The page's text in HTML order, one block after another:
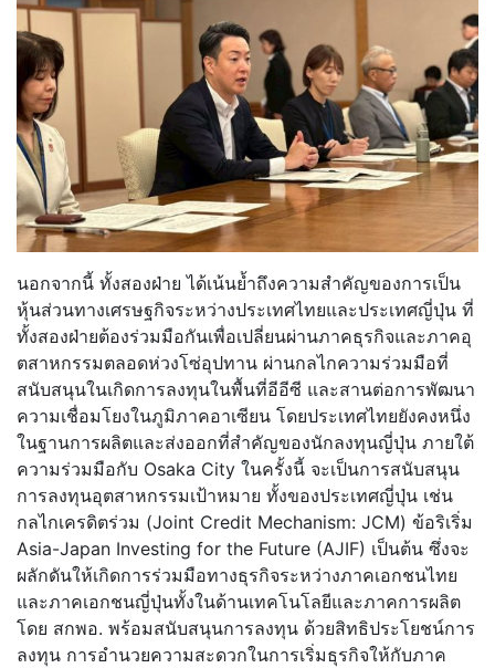
นอกจากนี้ ทั้งสองฝ่าย ได้เน้นย้ำถึงความสำคัญของการเป็น
หุ้นส่วนทางเศรษฐกิจระหว่างประเทศไทยและประเทศญี่ปุ่น ที่
ทั้งสองฝ่ายต้องร่วมมือกันเพื่อเปลี่ยนผ่านภาคธุรกิจและภาคอุ
ตสาหกรรมตลอดห่วงโซ่อุปทาน ผ่านกลไกความร่วมมือที่
สนับสนุนในเกิดการลงทุนในพื้นที่อีอีซี และสานต่อการพัฒนา
ความเชื่อมโยงในภูมิภาคอาเซียน โดยประเทศไทยยังคงหนึ่ง
ในฐานการผลิตและส่งออกที่สำคัญของนักลงทุนญี่ปุ่น ภายใต้
ความร่วมมือกับ Osaka City ในครั้งนี้ จะเป็นการสนับสนุน
การลงทุนอุตสาหกรรมเป้าหมาย ทั้งของประเทศญี่ปุ่น เช่น
กลไกเครดิตร่วม (Joint Credit Mechanism: JCM) ข้อริเริ่ม
Asia-Japan Investing for the Future (AJIF) เป็นต้น ซึ่งจะ
ผลักดันให้เกิดการร่วมมือทางธุรกิจระหว่างภาคเอกชนไทย
และภาคเอกชนญี่ปุ่นทั้งในด้านเทคโนโลยีและภาคการผลิต
โดย สกพอ. พร้อมสนับสนุนการลงทุน ด้วยสิทธิประโยชน์การ
ลงทุน การอำนวยความสะดวกในการเริ่มธุรกิจให้กับภาค